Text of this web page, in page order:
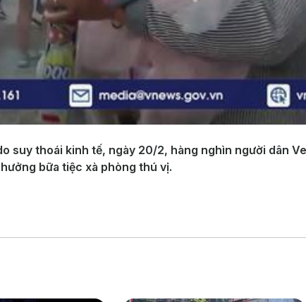
suy thoái kinh tế, ngày 20/2, hàng nghìn người dân
bữa tiệc xà phòng thú vị.